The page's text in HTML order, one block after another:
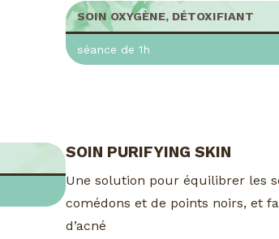
SOIN OXYGÈNE, DÉTOXIFIANT
séance de 1h
SOIN PURIFYING SKIN
Une solution pour équilibrer les
comédons et de points noirs, et
d’acné